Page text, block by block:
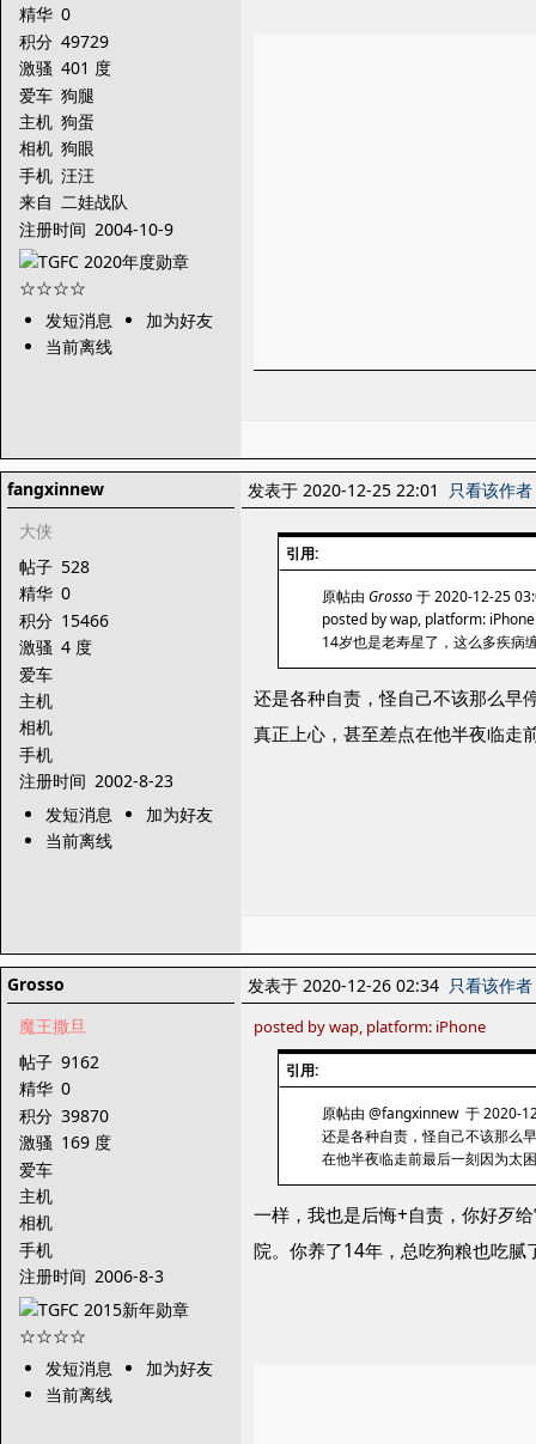
精华 0
积分 49729
激骚 401 度
爱车 狗腿
主机 狗蛋
相机 狗眼
手机 汪汪
来自 二娃战队
注册时间 2004-10-9
发短消息
加为好友
当前离线
fangxinnew
大侠
帖子 528
精华 0
积分 15466
激骚 4 度
爱车
主机
相机
手机
注册时间 2002-8-23
发短消息
加为好友
当前离线
发表于 2020-12-25 22:01 只看该作者
引用:
原帖由 Grosso于 2020-12-25
posted by wap, platform: iPhone
14岁也是老寿星了，这么多疾病
还是各种自责，怪自己不该那么早
真正上心，甚至差点在他半夜临走
Grosso
魔王撒旦
帖子 9162
精华 0
积分 39870
激骚 169 度
爱车
主机
相机
手机
注册时间 2006-8-3
发短消息
加为好友
当前离线
发表于 2020-12-26 02:34 只看该作者
posted by wap, platform: iPhone
引用:
原帖由 @fangxinnew 于 2020-
还是各种自责，怪自己不该那么
在他半夜临走前最后一刻因为太
一样，我也是后悔+自责，你好歹
院。你养了14年，总吃狗粮也吃腻